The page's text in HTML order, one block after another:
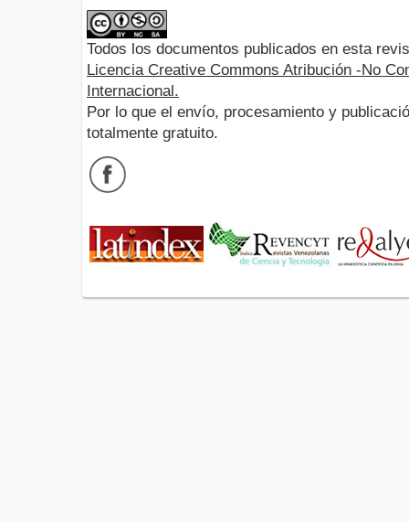
Todos los documentos publicados en esta
Licencia Creative Commons Atribución -No
Internacional.
Por lo que el envío, procesamiento y
totalmente gratuito.